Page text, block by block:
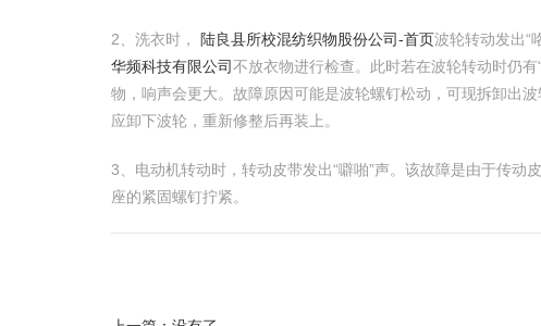
2、洗衣时， 陆良县所校混纺织物股份公司-首页波轮转动发出“
华频科技有限公司不放衣物进行检查。此时若在波轮转动时仍
物，响声会更大。故障原因可能是波轮螺钉松动，可现拆卸出
应卸下波轮，重新修整后再装上。
3、电动机转动时，转动皮带发出“噼啪”声。该故障是由于传
座的紧固螺钉拧紧。